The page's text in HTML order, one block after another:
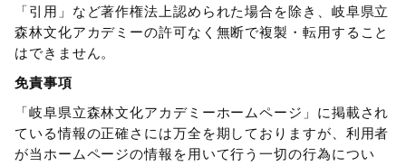
「引用」など著作権法上認められた場合を除き、岐阜県立
森林文化アカデミーの許可なく無断で複製・転用すること
はできません。
免責事項
「岐阜県立森林文化アカデミーホームページ」に掲載され
ている情報の正確さには万全を期しておりますが、利用者
が当ホームページの情報を用いて行う一切の行為につい